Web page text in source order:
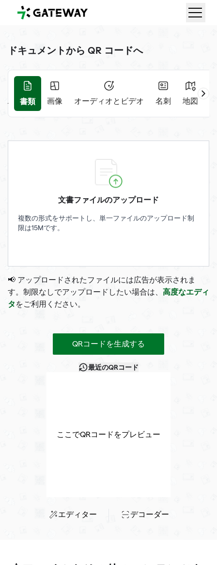
QRGateway
ドキュメントから QR コードへ
書類 画像 オーディオとビデオ 名刺 地図
文書ファイルのアップロード
複数の形式をサポートし、単一ファイルのアップロード制
限は15Mです。
📢 アップロードされたファイルには広告が表示されま
す。制限なしでアップロードしたい場合は、 高度なエディ
タ をご利用ください。
QRコードを生成する
最近のQRコード
ここでQRコードをプレビュー
エディター デコーダー